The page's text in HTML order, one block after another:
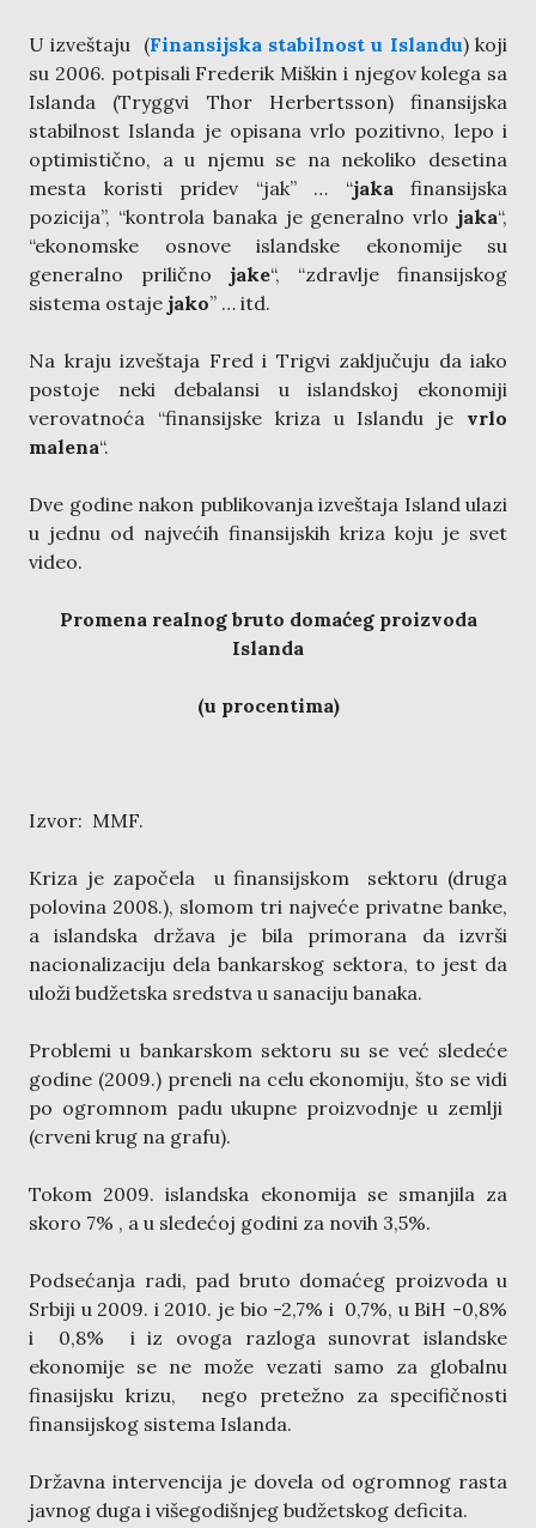
U izveštaju (Finansijska stabilnost u Islandu) koji
su 2006. potpisali Frederik Miškin i njegov kolega sa
Islanda (Tryggvi Thor Herbertsson) finansijska
stabilnost Islanda je opisana vrlo pozitivno, lepo i
optimistično, a u njemu se na nekoliko desetina
mesta koristi pridev “jak” … “jaka finansijska
pozicija”, “kontrola banaka je generalno vrlo jaka“,
“ekonomske osnove islandske ekonomije su
generalno prilično jake“, “zdravlje finansijskog
sistema ostaje jako” … itd.
Na kraju izveštaja Fred i Trigvi zaključuju da iako
postoje neki debalansi u islandskoj ekonomiji
verovatnoća “finansijske kriza u Islandu je vrlo
malena“.
Dve godine nakon publikovanja izveštaja Island ulazi
u jednu od najvećih finansijskih kriza koju je svet
video.
Promena realnog bruto domaćeg proizvoda
Islanda
(u procentima)
Izvor: MMF.
Kriza je započela u finansijskom sektoru (druga
polovina 2008.), slomom tri najveće privatne banke,
a islandska država je bila primorana da izvrši
nacionalizaciju dela bankarskog sektora, to jest da
uloži budžetska sredstva u sanaciju banaka.
Problemi u bankarskom sektoru su se već sledeće
godine (2009.) preneli na celu ekonomiju, što se vidi
po ogromnom padu ukupne proizvodnje u zemlji
(crveni krug na grafu).
Tokom 2009. islandska ekonomija se smanjila za
skoro 7% , a u sledećoj godini za novih 3,5%.
Podsećanja radi, pad bruto domaćeg proizvoda u
Srbiji u 2009. i 2010. je bio -2,7% i 0,7%, u BiH -0,8%
i 0,8% i iz ovoga razloga sunovrat islandske
ekonomije se ne može vezati samo za globalnu
finasijsku krizu, nego pretežno za specifičnosti
finansijskog sistema Islanda.
Državna intervencija je dovela od ogromnog rasta
javnog duga i višegodišnjeg budžetskog deficita.